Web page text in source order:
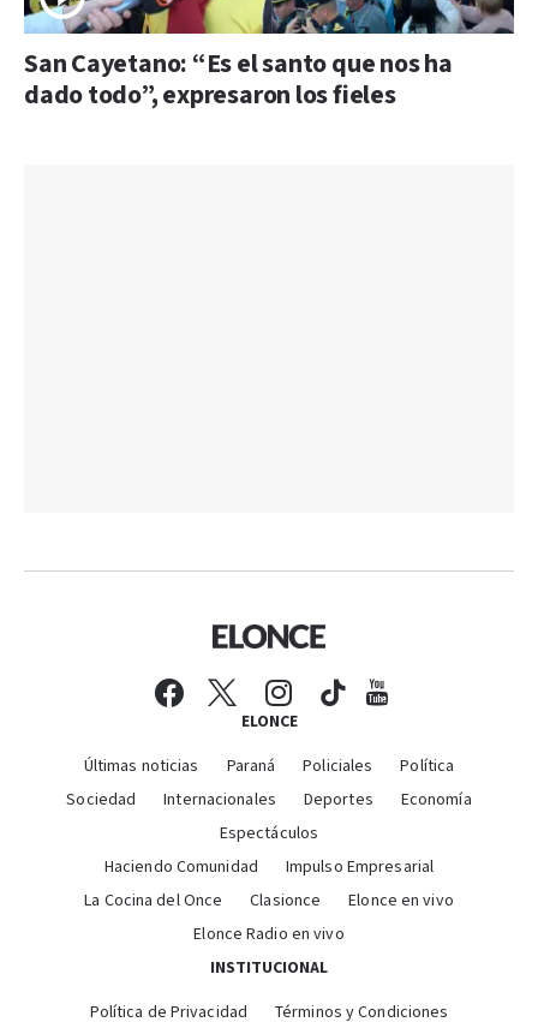
San Cayetano: “Es el santo que nos ha
dado todo”, expresaron los fieles
ELONCE
Últimas noticias Paraná Policiales
Política
Sociedad
Internacionales Deportes
Economía
Espectáculos
Haciendo Comunidad
Impulso Empresarial
La Cocina del Once
Clasionce
Elonce en vivo
Elonce Radio en vivo
INSTITUCIONAL
Política de Privacidad Términos y Condiciones